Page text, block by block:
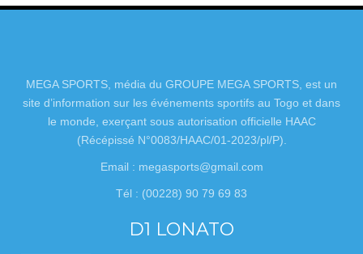
MEGA SPORTS, média du GROUPE MEGA SPORTS, est un
site d’information sur les événements sportifs au Togo et dans
le monde, exerçant sous autorisation officielle HAAC
(Récépissé N°0083/HAAC/01-2023/pl/P).
Email : megasports@gmail.com
Tél : (00228) 90 79 69 83
D1 LONATO